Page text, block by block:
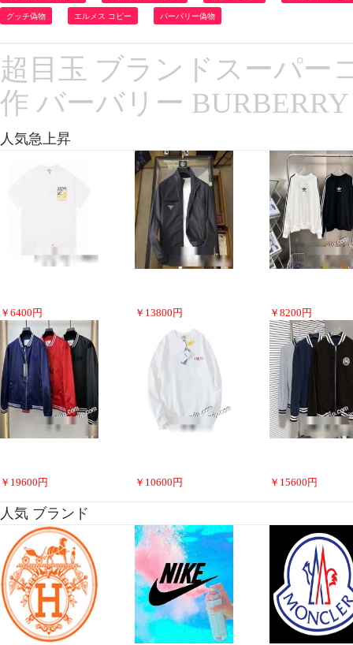
グッチ偽物 エルメス コピー バーバリー偽物
超目玉 ブランドスーパー
作 バーバリー
人気急上昇
￥ 6400 円 ￥ 13800 円 ￥ 8200 円
￥ 19600 円 ￥ 10600 円 ￥ 15600 円
人気 ブランド